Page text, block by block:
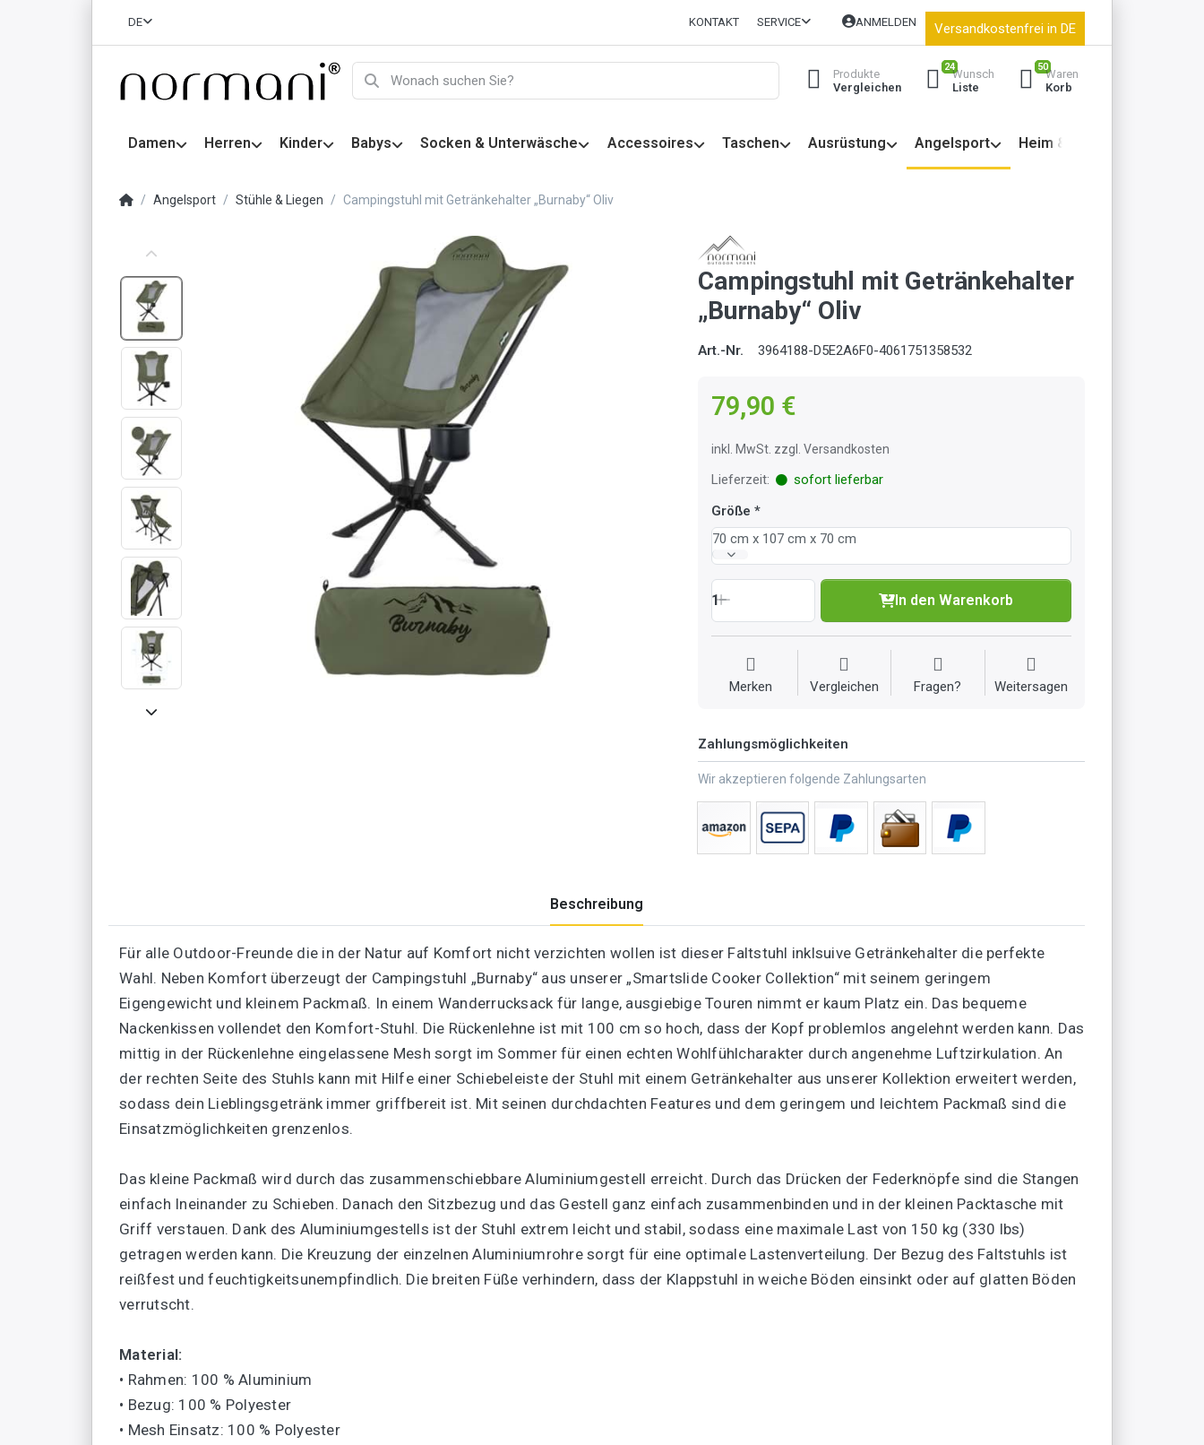
DE KONTAKT SERVICE ANMELDEN Versandkostenfrei in DE
Produkte
Vergleichen
24
Wunsch
Liste
50
Waren
Korb
Damen Herren Kinder Babys Socken & Unterwäsche Accessoires Taschen Ausrüstung Angelsport Heim & Garten
Angelsport Stühle & Liegen Campingstuhl mit Getränkehalter „Burnaby“ Oliv
Campingstuhl mit Getränkehalter
„Burnaby“ Oliv
Art.-Nr. 3964188-D5E2A6F0-4061751358532
79,90 €
inkl. MwSt. zzgl. Versandkosten
Lieferzeit:
sofort lieferbar
Größe
70 cm x 107 cm x 70 cm
1 In den Warenkorb
Merken Vergleichen Fragen? Weitersagen
Zahlungsmöglichkeiten
Wir akzeptieren folgende Zahlungsarten
Beschreibung
Für alle Outdoor-Freunde die in der Natur auf Komfort nicht verzichten wollen ist dieser Faltstuhl inklsuive Getränkehalter die perfekte
Wahl. Neben Komfort überzeugt der Campingstuhl „Burnaby“ aus unserer „Smartslide Cooker Collektion“ mit seinem geringem
Eigengewicht und kleinem Packmaß. In einem Wanderrucksack für lange, ausgiebige Touren nimmt er kaum Platz ein. Das bequeme
Nackenkissen vollendet den Komfort-Stuhl. Die Rückenlehne ist mit 100 cm so hoch, dass der Kopf problemlos angelehnt werden kann. Das
mittig in der Rückenlehne eingelassene Mesh sorgt im Sommer für einen echten Wohlfühlcharakter durch angenehme Luftzirkulation. An
der rechten Seite des Stuhls kann mit Hilfe einer Schiebeleiste der Stuhl mit einem Getränkehalter aus unserer Kollektion erweitert werden,
sodass dein Lieblingsgetränk immer griffbereit ist. Mit seinen durchdachten Features und dem geringem und leichtem Packmaß sind die
Einsatzmöglichkeiten grenzenlos.
Das kleine Packmaß wird durch das zusammenschiebbare Aluminiumgestell erreicht. Durch das Drücken der Federknöpfe sind die Stangen
einfach Ineinander zu Schieben. Danach den Sitzbezug und das Gestell ganz einfach zusammenbinden und in der kleinen Packtasche mit
Griff verstauen. Dank des Aluminiumgestells ist der Stuhl extrem leicht und stabil, sodass eine maximale Last von 150 kg (330 lbs)
getragen werden kann. Die Kreuzung der einzelnen Aluminiumrohre sorgt für eine optimale Lastenverteilung. Der Bezug des Faltstuhls ist
reißfest und feuchtigkeitsunempfindlich. Die breiten Füße verhindern, dass der Klappstuhl in weiche Böden einsinkt oder auf glatten Böden
verrutscht.
Material:
• Rahmen: 100 % Aluminium
• Bezug: 100 % Polyester
• Mesh Einsatz: 100 % Polyester